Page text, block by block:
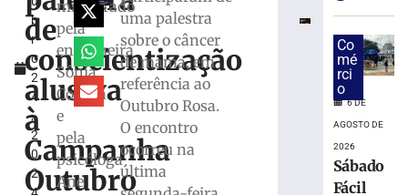
b
r
o
2
4
,
2
0
2
de
conscientização
alusiva
à
Campanha
Outubro
ministrado
pela
enfermeira
Sônia
Correia
e
pela
psicóloga
Ane
uma palestra
sobre o câncer
de mama, em
referência ao
Outubro Rosa.
O encontro
ocorreu na
última
único
de
atendimento
WhatsApp
agosto
Co
mé
rci
o
6 DE
AGOSTO DE
2026
Sábado
Fácil